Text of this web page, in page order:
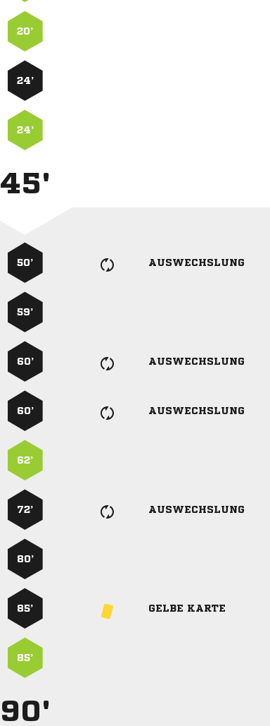
20’
24’
24’
45'
50’ AUSWECHSLUNG
59’
60’ AUSWECHSLUNG
60’ AUSWECHSLUNG
62’
72’ AUSWECHSLUNG
80’
85’ GELBE KARTE
85’
90'